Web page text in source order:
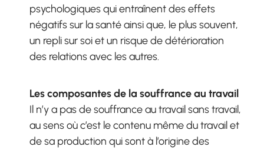
psychologiques qui entraînent des effets
négatifs sur la santé ainsi que, le plus souvent,
un repli sur soi et un risque de détérioration
des relations avec les autres.
Les composantes de la souffrance au travail
Il n’y a pas de souffrance au travail sans travail,
au sens où c’est le contenu même du travail et
de sa production qui sont à l’origine des